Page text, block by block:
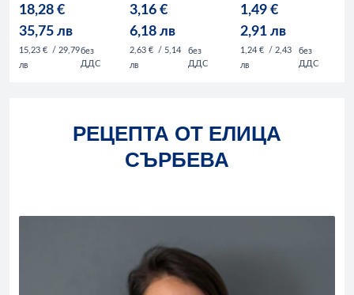
18,28 €
35,75 лв
15,23 € / 29,79
лв
без
ДДС
3,16 €
6,18 лв
2,63 € / 5,14
лв
без
ДДС
1,49 €
2,91 лв
1,24 € / 2,43
лв
без
ДДС
РЕЦЕПТА ОТ ЕЛИЦА
СЪРБЕВА